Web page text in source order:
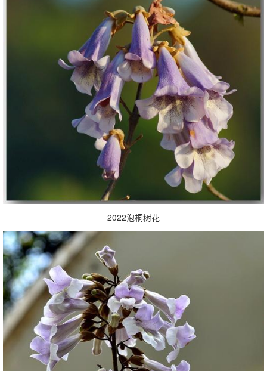
2022泡桐树花